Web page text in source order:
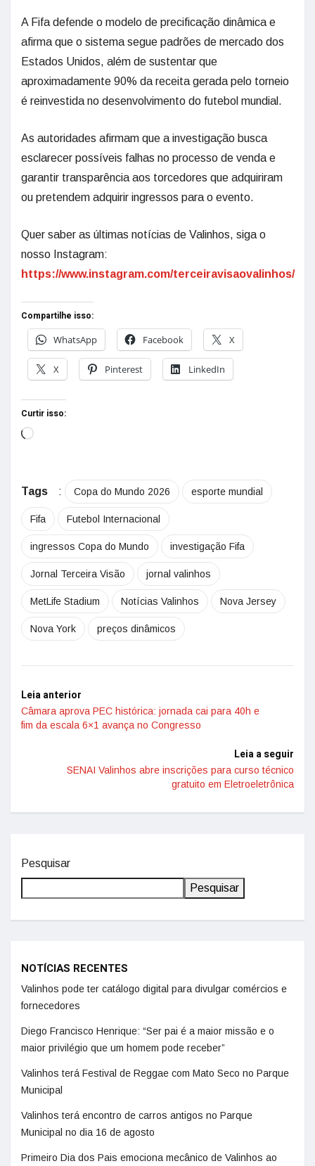
A Fifa defende o modelo de precificação dinâmica e
afirma que o sistema segue padrões de mercado dos
Estados Unidos, além de sustentar que
aproximadamente 90% da receita gerada pelo torneio
é reinvestida no desenvolvimento do futebol mundial.
As autoridades afirmam que a investigação busca
esclarecer possíveis falhas no processo de venda e
garantir transparência aos torcedores que adquiriram
ou pretendem adquirir ingressos para o evento.
Quer saber as últimas notícias de Valinhos, siga o
nosso Instagram:
https://www.instagram.com/terceiravisaovalinhos/
Compartilhe isso:
WhatsApp
Facebook X
X Pinterest LinkedIn
Curtir isso:
Tags : Copa do Mundo 2026 esporte mundial
Fifa Futebol Internacional
ingressos Copa do Mundo investigação Fifa
Jornal Terceira Visão jornal valinhos
MetLife Stadium Notícias Valinhos Nova Jersey
Nova York preços dinâmicos
Leia anterior
Câmara aprova PEC histórica: jornada cai para 40h e
fim da escala 6×1 avança no Congresso
Leia a seguir
SENAI Valinhos abre inscrições para curso técnico
gratuito em Eletroeletrônica
Pesquisar
Pesquisar
NOTÍCIAS RECENTES
Valinhos pode ter catálogo digital para divulgar comércios e
fornecedores
Diego Francisco Henrique: “Ser pai é a maior missão e o
maior privilégio que um homem pode receber”
Valinhos terá Festival de Reggae com Mato Seco no Parque
Municipal
Valinhos terá encontro de carros antigos no Parque
Municipal no dia 16 de agosto
Primeiro Dia dos Pais emociona mecânico de Valinhos ao